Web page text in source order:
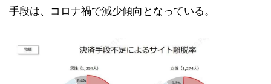
手段は、コロナ禍で減少傾向となっている。